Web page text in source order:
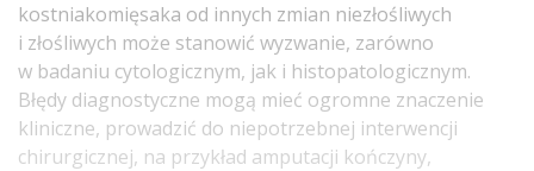
kostniakomięsaka od innych zmian niezłośliwych
i złośliwych może stanowić wyzwanie, zarówno
w badaniu cytologicznym, jak i histopatologicznym.
Błędy diagnostyczne mogą mieć ogromne znaczenie
kliniczne, prowadzić do niepotrzebnej interwencji
chirurgicznej, na przykład amputacji kończyny,